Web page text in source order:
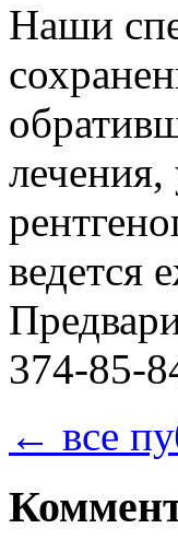
Наши
ведется
374-85-
← все